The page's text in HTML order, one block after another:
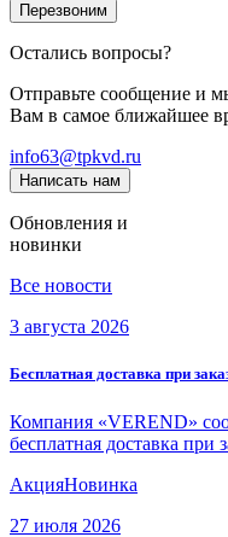
Перезвоним
Остались вопросы?
Отправьте сообщение и
Вам в самое ближайшее
info63@tpkvd.ru
Написать нам
Обновления и
новинки
Все новости
3 августа 2026
Бесплатная доставка при
Компания «VEREND»
бесплатная доставка при
АкцияНовинка
27 июля 2026